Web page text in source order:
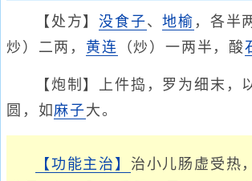
【处方】没食子、地榆 ，各半
炒）二两， 黄连 （炒）一两半，酸
【炮制】上件捣，罗为细末，
圆，如麻子大。
【功能主治】 治小儿肠虚受热，